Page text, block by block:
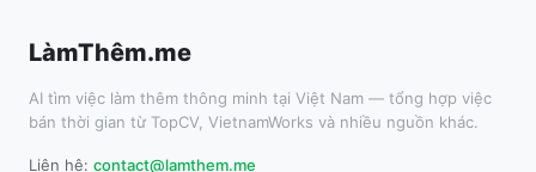
LàmThêm.me
AI tìm việc làm thêm thông minh tại Việt Nam — tổng hợp việc
bán thời gian từ TopCV, VietnamWorks và nhiều nguồn khác.
Liên hệ: contact@lamthem.me